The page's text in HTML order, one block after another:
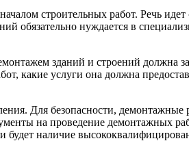
строительных работ. Речь
обязательно нуждается в
зданий и строений должна
какие услуги она должна
Для безопасности,
на проведение демонтажных
наличие